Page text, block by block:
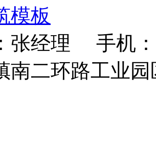
模板
张经理 手机
南二环路工业